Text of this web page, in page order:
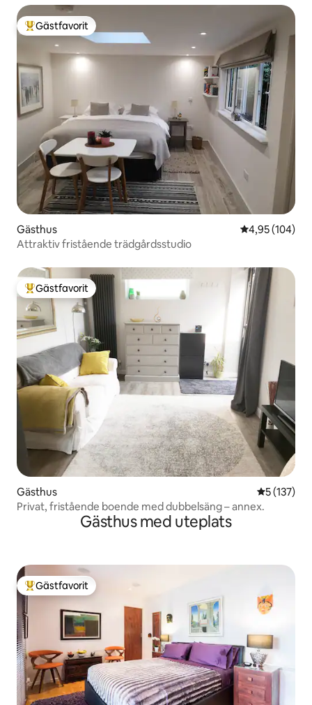
Populär gästfavorit
Gästfavorit
Gästhus 4,95 av 5 i
4,95 (104)
Attraktiv fristående trädgårdsstudio
Populär gästfavorit
Gästfavorit
Gästhus 5 av 5 i
5 (137)
Privat, fristående boende med dubbelsäng – annex.
Gästhus med uteplats
Populär gästfavorit
Gästfavorit